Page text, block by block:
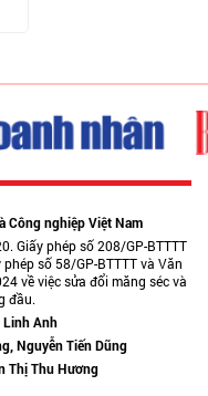
Công nghiệp Việt Nam
Giấy phép số 208/GP-BTTTT
số 58/GP-BTTTT và Văn
về việc sửa đổi măng séc và
đầu.
Linh Anh
Nguyễn Tiến Dũng
Thị Thu Hương